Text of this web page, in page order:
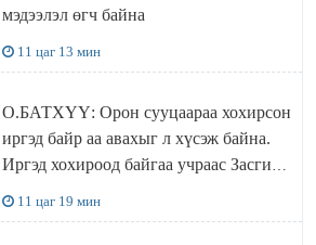
мэдээлэл өгч байна
11 цаг 13 мин
О.БАТХҮҮ: Орон сууцаараа хохирсон
иргэд байр аа авахыг л хүсэж байна.
Иргэд хохироод байгаа учраас Засгийн
газар доривтой арга хэмжээ авч
ажиллана
11 цаг 19 мин